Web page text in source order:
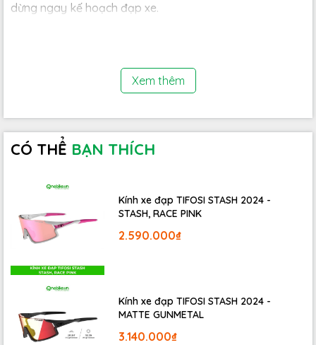
dừng ngay kế hoạch đạp xe.
Khi nói đến nâng cấp xe đạp, hầu hết mọi người đều tập
trong khi yên xe thường bị bỏ qua. Tuy nhiên, yên là điểm
tiếp xúc quan trọng nhất giữa người lái và xe đạp, đổi
yên xe có thể là một động thái thông minh nhằm tăng sự
thoải mái và hiệu suất để có chất lượng chuyến đi tổng
thể tốt hơn.
Xem thêm
CÓ THỂ BẠN THÍCH
Kính xe đạp TIFOSI STASH 2024 -
STASH, RACE PINK
2.590.000₫
Kính xe đạp TIFOSI STASH 2024 -
MATTE GUNMETAL
3.140.000₫